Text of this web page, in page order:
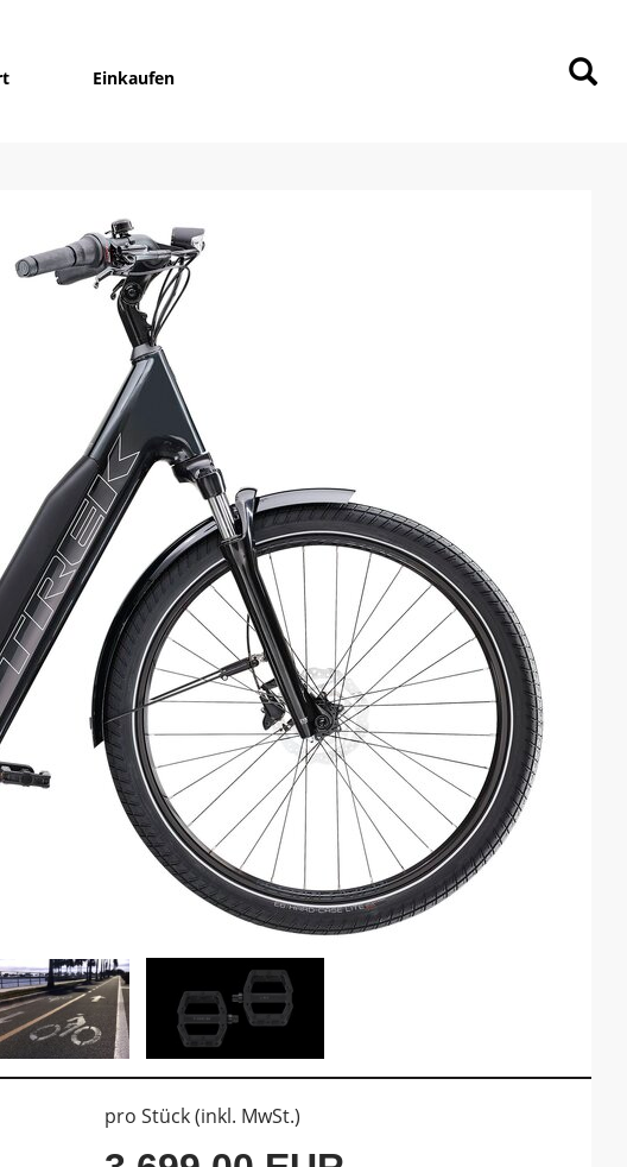
Einkaufen
pro Stück (inkl. MwSt.)